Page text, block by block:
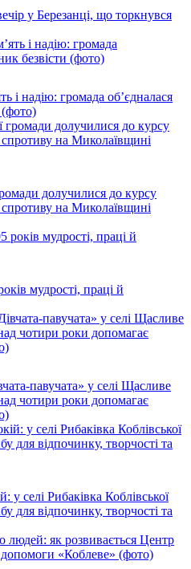
у Березанці, що торкнувся
і надію: громада об’єдналася
(фото)
долучилися до курсу
на Миколаївщині
мудрості, праці й
павучата» у селі Щасливе
чотири роки допомагає
у селі Рибаківка Коблівської
для відпочинку, творчості та